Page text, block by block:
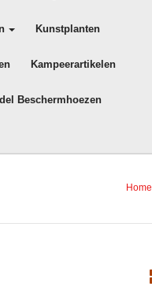
Kunstplanten
Kampeerartikelen
Beschermhoezen
Home